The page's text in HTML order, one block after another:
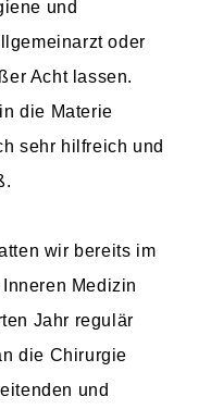
und
oder
Acht lassen.
die Materie
sehr hilfreich und
wir bereits im
Medizin
Jahr regulär
die Chirurgie
und